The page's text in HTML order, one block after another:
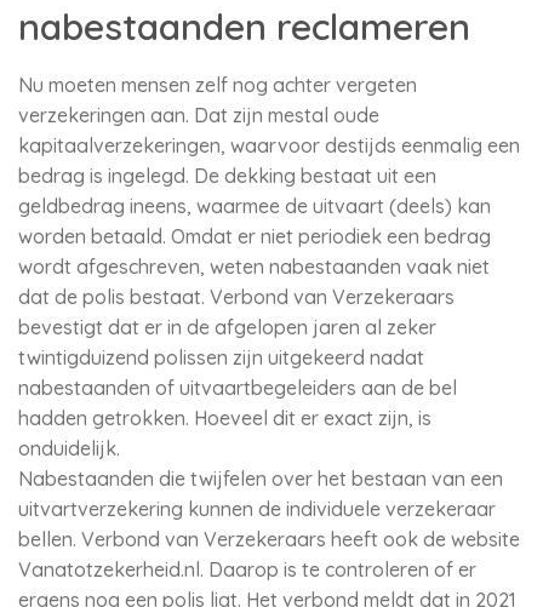
nabestaanden reclameren
Nu moeten mensen zelf nog achter vergeten
verzekeringen aan. Dat zijn mestal oude
kapitaalverzekeringen, waarvoor destijds eenmalig een
bedrag is ingelegd. De dekking bestaat uit een
geldbedrag ineens, waarmee de uitvaart (deels) kan
worden betaald. Omdat er niet periodiek een bedrag
wordt afgeschreven, weten nabestaanden vaak niet
dat de polis bestaat. Verbond van Verzekeraars
bevestigt dat er in de afgelopen jaren al zeker
twintigduizend polissen zijn uitgekeerd nadat
nabestaanden of uitvaartbegeleiders aan de bel
hadden getrokken. Hoeveel dit er exact zijn, is
onduidelijk.
Nabestaanden die twijfelen over het bestaan van een
uitvartverzekering kunnen de individuele verzekeraar
bellen. Verbond van Verzekeraars heeft ook de website
Vanatotzekerheid.nl. Daarop is te controleren of er
ergens nog een polis ligt. Het verbond meldt dat in 2021